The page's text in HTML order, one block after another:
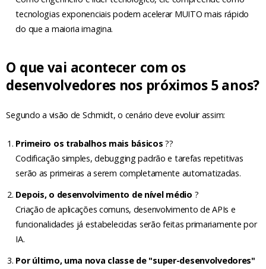
tecnologias exponenciais podem acelerar MUITO mais rápido
do que a maioria imagina.
O que vai acontecer com os
desenvolvedores nos próximos 5 anos?
Segundo a visão de Schmidt, o cenário deve evoluir assim:
Primeiro os trabalhos mais básicos ?‍?
Codificação simples, debugging padrão e tarefas repetitivas
serão as primeiras a serem completamente automatizadas.
Depois, o desenvolvimento de nível médio ?️
Criação de aplicações comuns, desenvolvimento de APIs e
funcionalidades já estabelecidas serão feitas primariamente por
IA.
Por último, uma nova classe de "super-desenvolvedores"